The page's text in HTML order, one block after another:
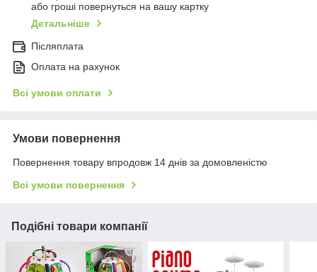
або гроші повернуться на вашу картку
Детальніше
Післяплата
Оплата на рахунок
Всі умови оплати
Умови повернення
Повернення товару впродовж 14 днів за домовленістю
Всі умови повернення
Подібні товари компанії